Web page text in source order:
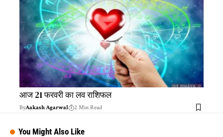
आज 21 फरवरी का लव राशिफल
ByAakash Agarwal 2 Min Read
You Might Also Like